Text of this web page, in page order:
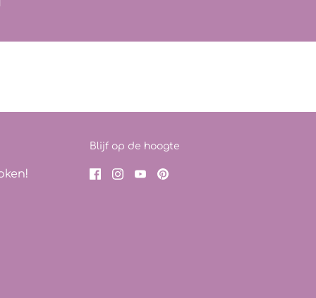
Blijf op de hoogte